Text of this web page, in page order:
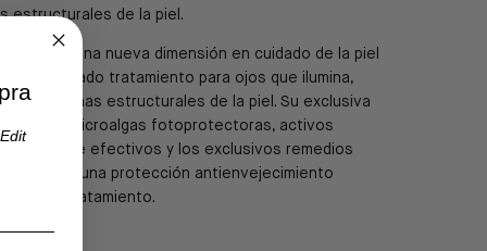
estructurales de la piel.
una nueva dimensión en cuidado de la piel
un avanzado tratamiento para ojos que ilumina,
las proteínas estructurales de la piel. Su exclusiva
combina microalgas fotoprotectoras, activos
altamente efectivos y los exclusivos remedios
ofrecer una protección antienvejecimiento
otro tratamiento.